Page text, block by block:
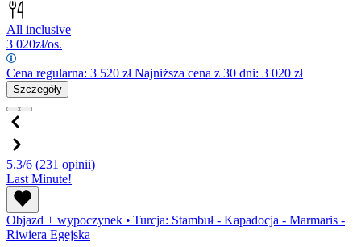
All inclusive
3 020zł/os.
Cena regularna: 3 520 złNajniższa cena z 30 dni: 3 020 zł
Szczegóły
5.3/6 (231 opinii)
Last Minute!
Objazd + wypoczynek • Turcja: Stambuł - Kapadocja - Marmaris -
Riwiera Egejska